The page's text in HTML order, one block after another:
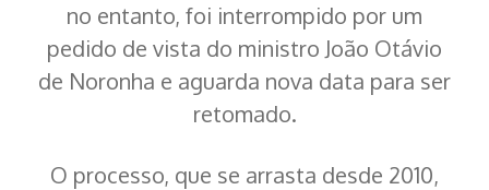
no entanto, foi interrompido por um
pedido de vista do ministro João Otávio
de Noronha e aguarda nova data para ser
retomado.
O processo, que se arrasta desde 2010,